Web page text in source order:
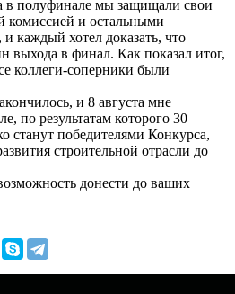
в полуфинале мы защищали свои
комиссией и остальными
каждый хотел доказать, что
выхода в финал. Как показал итог,
коллеги-соперники были
и 8 августа мне
по результатам которого 30
станут победителями Конкурса,
строительной отрасли до
донести до ваших